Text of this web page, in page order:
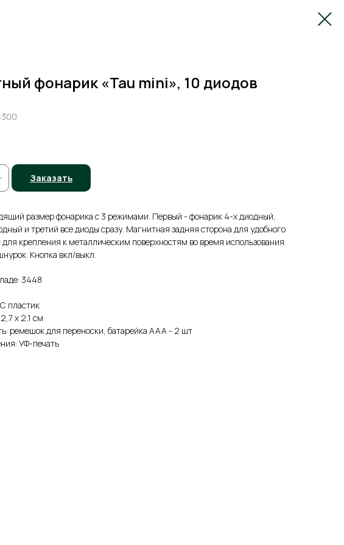
фонарик «Tau mini», 10 диодов
Заказать
размер фонарика с 3 режимами. Первый - фонарик 4-х диодный,
и третий все диоды сразу. Магнитная задняя сторона для удобного
крепления к металлическим поверхностям во время использования.
Кнопка вкл/выкл.
3448
пластик
x 2,1 см
ремешок для переноски, батарейка ААА - 2 шт
УФ-печать